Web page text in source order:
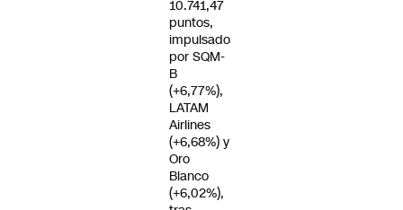
10.741,47
puntos,
impulsado
por SQM-
B
(+6,77%),
LATAM
Airlines
(+6,68%) y
Oro
Blanco
(+6,02%),